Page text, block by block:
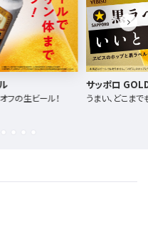
麦とホップ
愛とこだわり